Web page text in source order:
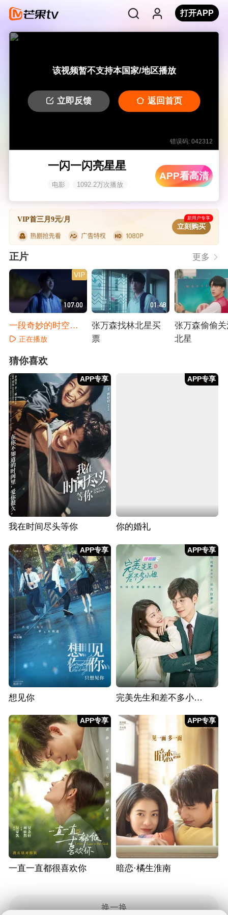
打开APP
该视频暂不支持本国家/地区播放
立即反馈 返回首页
错误码: 042312
一闪一闪亮星星
电影 1092.2万次播放
APP看高清
VIP首三月9元/月 新用户专享
立刻购买
正片 更多
107:00
VIP
一段奇妙的时空救
赎的故事
正在播放
01:48
张万森找林北星买
票
张万森偷偷
北星
猜你喜欢
APP专享
我在时间尽头等你
APP专享
你的婚礼
APP专享
想见你
APP专享
完美先生和差不多小姐 速看版
APP专享
一直一直都很喜欢你
APP专享
暗恋·橘生淮南
换一换